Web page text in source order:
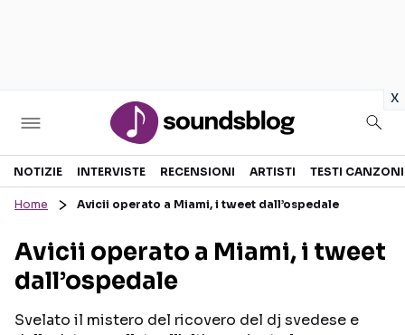
x
Sezioni
RECENSIONI MUSICALI
INTERVISTE
GOSSIP E CURIOSITÀ
TESTI CANZONI
TALENT SHOW
NOTIZIE INTERVISTE RECENSIONI ARTISTI TESTI CANZONI
Home Avicii operato a Miami, i tweet dall’ospedale
Avicii operato a Miami, i tweet
dall’ospedale
Svelato il mistero del ricovero del dj svedese e